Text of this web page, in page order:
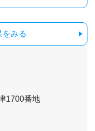
みる
1700番地